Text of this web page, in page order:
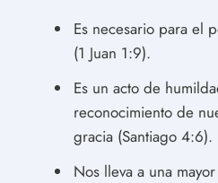
Es necesario para el
(1 Juan 1:9).
Es un acto de
reconocimiento de
gracia (Santiago 4:6).
Nos lleva a una